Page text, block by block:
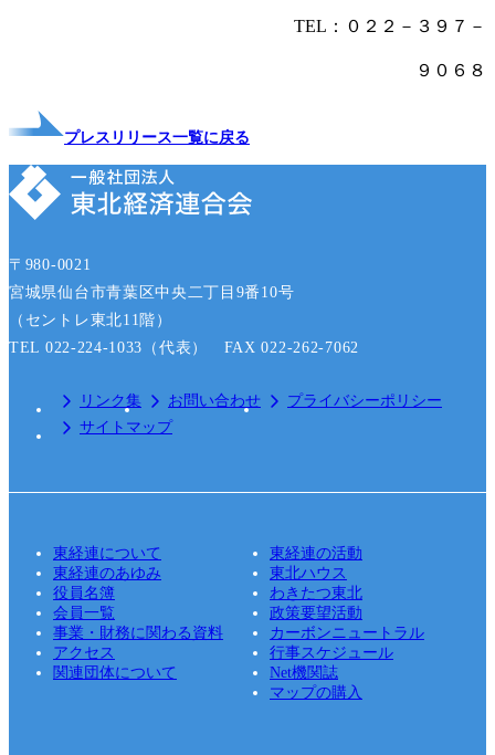
TEL：０２２－３９７－
９０６８
プレスリリース一覧に戻る
〒980-0021
宮城県仙台市青葉区中央二丁目9番10号
（セントレ東北11階）
TEL 022-224-1033（代表） FAX 022-262-7062
リンク集 お問い合わせ
プライバシーポリシー
サイトマップ
東経連について
東経連の活動
東経連のあゆみ
東北ハウス
役員名簿
わきたつ東北
会員一覧
政策要望活動
事業・財務に関わる資料
カーボンニュートラル
アクセス
行事スケジュール
関連団体について
Net機関誌
マップの購入